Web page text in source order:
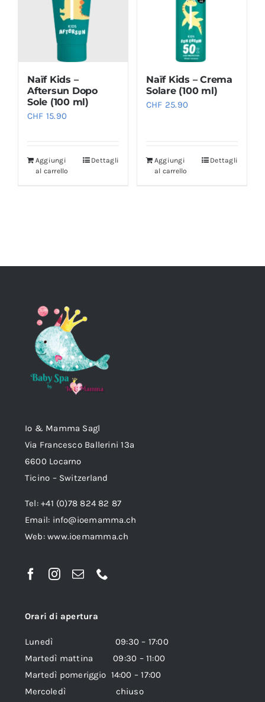
Naïf Kids –
Aftersun Dopo
Sole (100 ml)
CHF 15.90
Aggiungi
al carrello
Dettagli
Naïf Kids – Crema
Solare (100 ml)
CHF 25.90
Aggiungi
al carrello
Dettagli
Io & Mamma Sagl
Via Francesco Ballerini 13a
6600 Locarno
Ticino – Switzerland
Tel: +41 (0)78 824 82 87
Email: info@ioemamma.ch
Web:www.ioemamma.ch
Orari di apertura
Lunedì 09:30 – 17:00
Martedì mattina 09:30 – 11:00
Martedì pomeriggio 14:00 – 17:00
Mercoledì chiuso